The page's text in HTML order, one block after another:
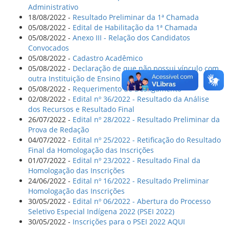
Administrativo
18/08/2022 - Resultado Preliminar da 1ª Chamada
05/08/2022 - Edital de Habilitação da 1ª Chamada
05/08/2022 - Anexo III - Relação dos Candidatos
Convocados
05/08/2022 - Cadastro Acadêmico
05/08/2022 - Declaração de que não possui vínculo com
outra Instituição de Ensino Superior
05/08/2022 - Requerimento de Desligamento
02/08/2022 - Edital nº 36/2022 - Resultado da Análise
dos Recursos e Resultado Final
26/07/2022 - Edital nº 28/2022 - Resultado Preliminar da
Prova de Redação
04/07/2022 - Edital nº 25/2022 - Retificação do Resultado
Final da Homologação das Inscrições
01/07/2022 - Edital nº 23/2022 - Resultado Final da
Homologação das Inscrições
24/06/2022 - Edital nº 16/2022 - Resultado Preliminar
Homologação das Inscrições
30/05/2022 - Edital nº 06/2022 - Abertura do Processo
Seletivo Especial Indígena 2022 (PSEI 2022)
30/05/2022 - Inscrições para o PSEI 2022 AQUI